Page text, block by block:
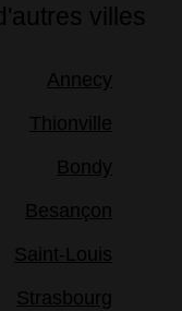
villes
Annecy
Thionville
Bondy
Besançon
Saint-Louis
Strasbourg